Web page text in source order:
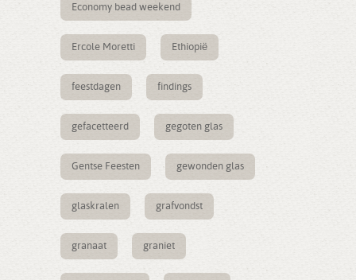
Economy bead weekend
Ercole Moretti Ethiopië
feestdagen findings
gefacetteerd gegoten glas
Gentse Feesten gewonden glas
glaskralen grafvondst
granaat graniet